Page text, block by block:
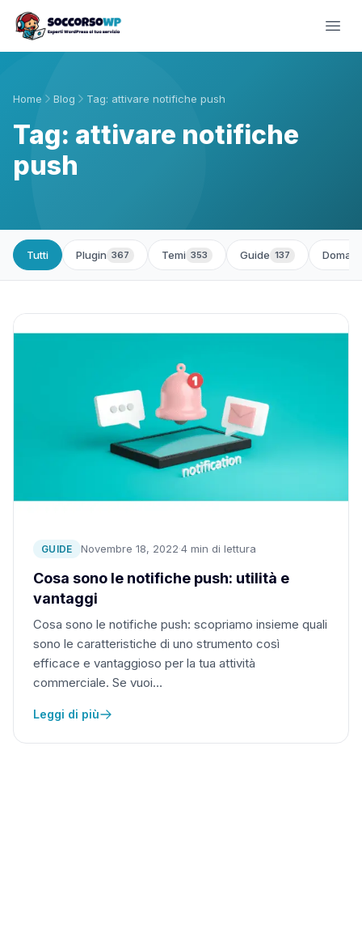
Home Blog Tag: attivare notifiche push
Tag: attivare notifiche
push
Tutti Plugin 367 Temi 353 Guide 137
GUIDE Novembre 18, 2022·4 min di lettura
Cosa sono le notifiche push: utilità e
vantaggi
Cosa sono le notifiche push: scopriamo insieme quali
sono le caratteristiche di uno strumento così
efficace e vantaggioso per la tua attività
commerciale. Se vuoi…
Leggi di più